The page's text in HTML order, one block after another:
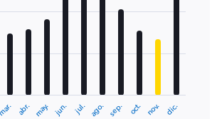
mar. abr. may. jun. jul. ago. sep. oct. nov. dic.